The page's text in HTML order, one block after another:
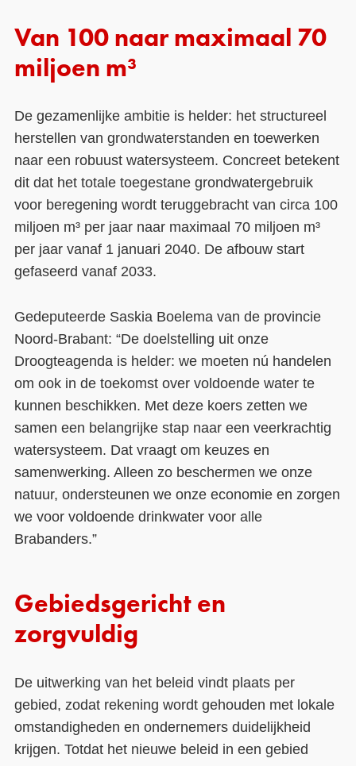
Van 100 naar maximaal 70
miljoen m³
De gezamenlijke ambitie is helder: het structureel
herstellen van grondwaterstanden en toewerken
naar een robuust watersysteem. Concreet betekent
dit dat het totale toegestane grondwatergebruik
voor beregening wordt teruggebracht van circa 100
miljoen m³ per jaar naar maximaal 70 miljoen m³
per jaar vanaf 1 januari 2040. De afbouw start
gefaseerd vanaf 2033.
Gedeputeerde Saskia Boelema van de provincie
Noord-Brabant: “De doelstelling uit onze
Droogteagenda is helder: we moeten nú handelen
om ook in de toekomst over voldoende water te
kunnen beschikken. Met deze koers zetten we
samen een belangrijke stap naar een veerkrachtig
watersysteem. Dat vraagt om keuzes en
samenwerking. Alleen zo beschermen we onze
natuur, ondersteunen we onze economie en zorgen
we voor voldoende drinkwater voor alle
Brabanders.”
Gebiedsgericht en
zorgvuldig
De uitwerking van het beleid vindt plaats per
gebied, zodat rekening wordt gehouden met lokale
omstandigheden en ondernemers duidelijkheid
krijgen. Totdat het nieuwe beleid in een gebied